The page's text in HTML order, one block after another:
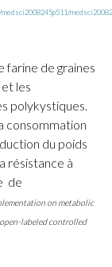
farine de graines
les
polykystiques.
consommation
du poids
résistance à
de
on metabolic
labeled controlled